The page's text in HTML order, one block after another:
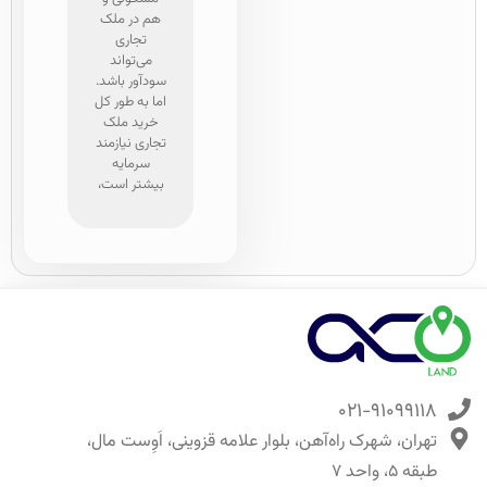
هم در ملک
تجاری
می‌تواند
سودآور باشد.
اما به طور کل
خرید ملک
تجاری نیازمند
سرمایه
بیشتر است،
۰۲۱-۹۱۰۹۹۱۱۸
تهران، شهرک راه‌آهن، بلوار علامه قزوینی، اَوِست‌ مال،
طبقه ۵، واحد ۷